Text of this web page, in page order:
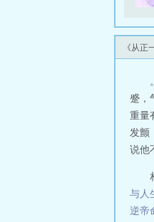
《从
蹙，
重量
发颤
说他
与人
逆帝